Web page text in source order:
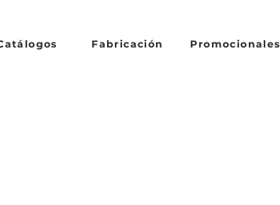
Fabricación Promocionales